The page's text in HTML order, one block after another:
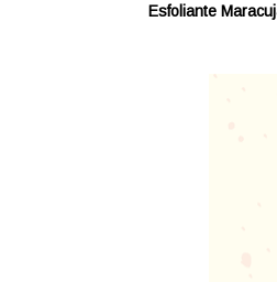
Esfoliante